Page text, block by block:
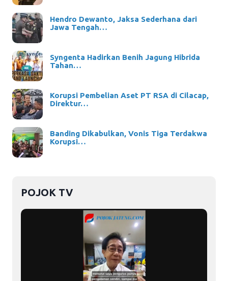
Hendro Dewanto, Jaksa Sederhana dari
Jawa Tengah…
Syngenta Hadirkan Benih Jagung Hibrida
Tahan…
Korupsi Pembelian Aset PT RSA di Cilacap,
Direktur…
Banding Dikabulkan, Vonis Tiga Terdakwa
Korupsi…
POJOK TV